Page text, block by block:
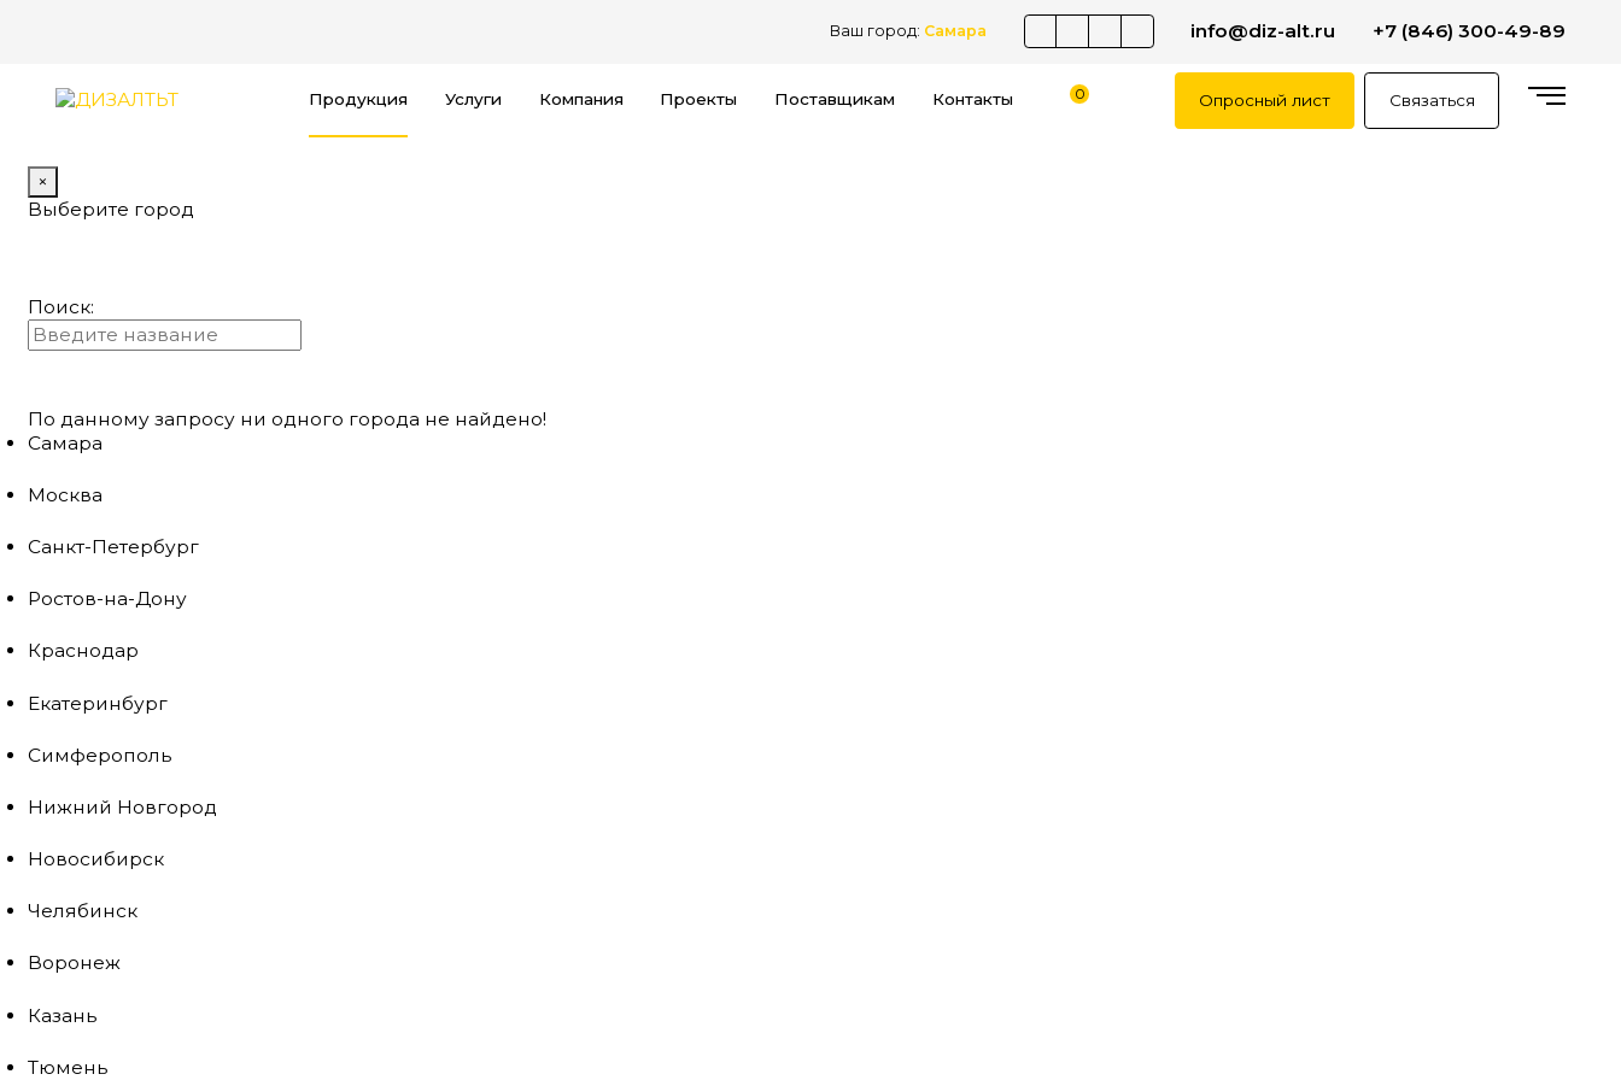
Ваш город: Самара info@diz-alt.ru +7 (846) 300-49-89
Продукция Услуги Компания Проекты Поставщикам Контакты 0 Опросный лист Связаться
×
Выберите город
Поиск:
По данному запросу ни одного города не найдено!
Самара
Москва
Санкт-Петербург
Ростов-на-Дону
Краснодар
Екатеринбург
Симферополь
Нижний Новгород
Новосибирск
Челябинск
Воронеж
Казань
Тюмень